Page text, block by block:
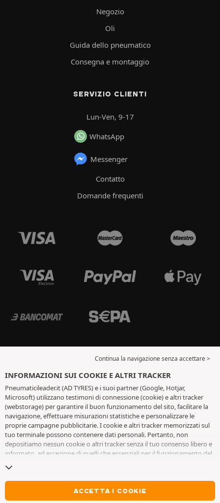
Negozio
Oli
Guida dello pneumatico
Consegna e montaggio
SERVIZIO CLIENTI
Lun-Ven, 9-17
WhatsApp
Messenger
Contatto
Domande frequenti
Continua la navigazione senza accettare >
INFORMAZIONI SUI COOKIE E ALTRI TRACKER
Pneumaticileader.it (AD TYRES) e i suoi partner (Google, Hotjar,
Microsoft) utilizzano testimoni di connessione (cookie) e altri tracker
(webstorage) per garantire il buon funzionamento del sito, facilitare la
navigazione, effettuare misurazioni statistiche e personalizzare le
proprie campagne pubblicitarie. I cookie e altri tracker memorizzati sul
tuo terminale possono contenere dati personali. Pertanto, non
depositiamo nessun cookie o altri tracker senza il tuo consenso libero e
informato, ad eccezione di quelli che essenziali per il funzionamento del
in qualsiasi momento andando alla
scegliere di continuare a navigare senza accettare il deposito di cookie o
altri tracker. Il rifiuto non impedisce l'accesso ai servizi AD TYRES. Per
maggiori informazioni, visitala pagina cookie ealtri tracker.
ACCETTA I COOKIE